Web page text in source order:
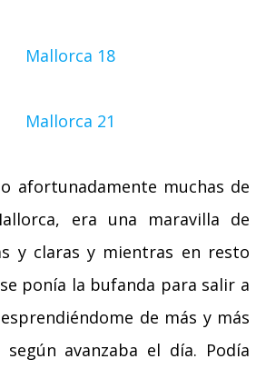
afortunadamente muchas de
era una maravilla de
y claras y mientras en resto
ponía la bufanda para salir a
de más y más
avanzaba el día. Podía